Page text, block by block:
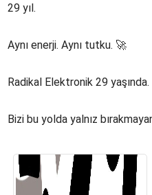
29 yıl.
Aynı enerji. Aynı tutku. 🚀
Radikal Elektronik 29 yaşında.
Bizi bu yolda yalnız